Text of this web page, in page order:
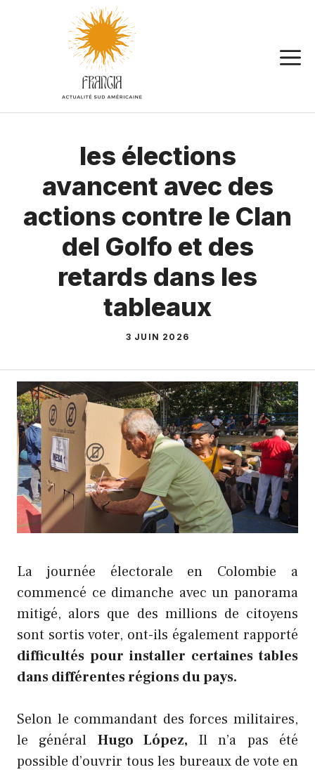
les élections
avancent avec des
actions contre le Clan
del Golfo et des
retards dans les
tableaux
3 JUIN 2026
La journée électorale en Colombie a
commencé ce dimanche avec un panorama
mitigé, alors que des millions de citoyens
sont sortis voter, ont-ils également rapporté
difficultés pour installer certaines tables
dans différentes régions du pays.
Selon le commandant des forces militaires,
le général Hugo López, Il n’a pas été
possible d’ouvrir tous les bureaux de vote en